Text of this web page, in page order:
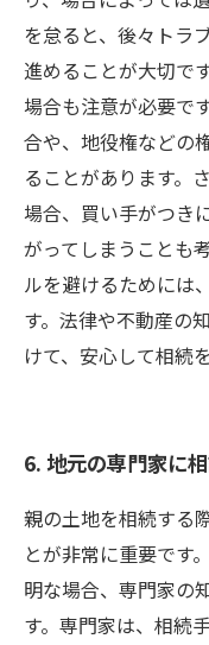
を怠ると、後々トラ
進めることが大切で
場合も注意が必要で
合や、地役権などの
ることがあります。
場合、買い手がつき
がってしまうことも
ルを避けるためには
す。法律や不動産の
けて、安心して相続
6. 地元の専門家に
親の土地を相続する
とが非常に重要です
明な場合、専門家の
す。専門家は、相続